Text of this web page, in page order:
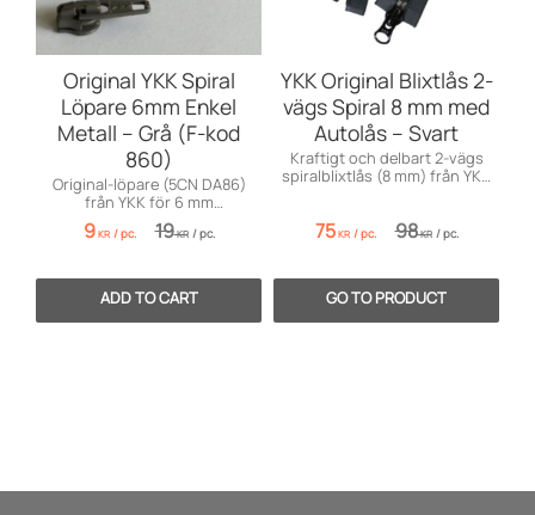
Original YKK Spiral
Löpare 6mm Enkel
Metall – Grå (F-kod
860)
Original-löpare (5CN DA86)
från YKK för 6 mm
spiralblixtlås. Med inbyggt
autolås för fast grepp.
9KR /pc. 19KR /pc.
YKK Original Blixtlås 2-
vägs Spiral 8 mm med
Autolås – Svart
Kraftigt och delbart 2-vägs
spiralblixtlås (8 mm) från YKK
75KR /pc. 98KR /pc.